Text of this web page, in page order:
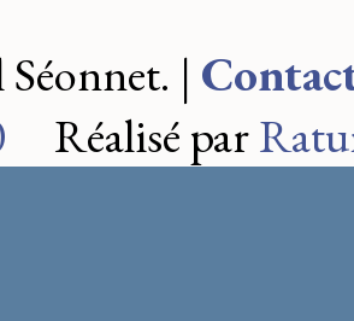
|
Réalisé par